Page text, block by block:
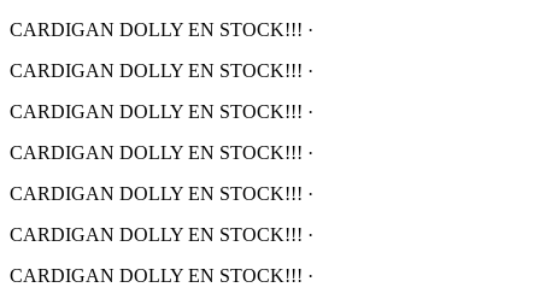
CARDIGAN DOLLY EN STOCK!!! ·
CARDIGAN DOLLY EN STOCK!!! ·
CARDIGAN DOLLY EN STOCK!!! ·
CARDIGAN DOLLY EN STOCK!!! ·
CARDIGAN DOLLY EN STOCK!!! ·
CARDIGAN DOLLY EN STOCK!!! ·
CARDIGAN DOLLY EN STOCK!!! ·